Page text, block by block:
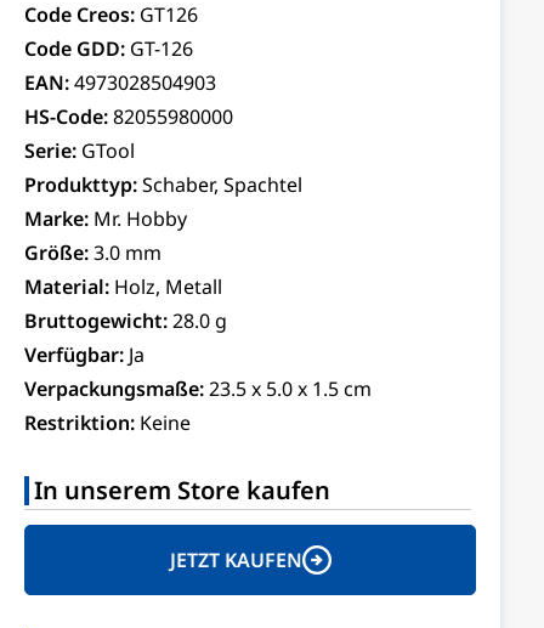
Code Creos: GT126
Code GDD: GT-126
EAN:4973028504903
HS-Code:82055980000
Serie: GTool
Produkttyp:Schaber, Spachtel
Marke: Mr. Hobby
Größe:3.0 mm
Material: Holz, Metall
Bruttogewicht:28.0 g
Verfügbar: Ja
Verpackungsmaße:23.5 x 5.0 x 1.5 cm
Restriktion: Keine
In unserem Store kaufen
JETZT KAUFEN